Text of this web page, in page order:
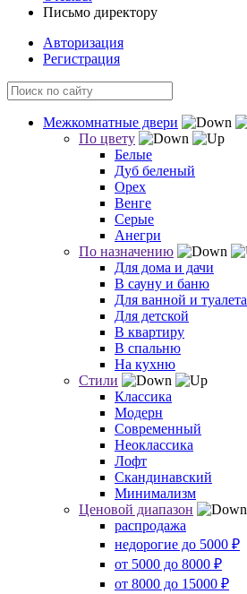
Письмо директору
Авторизация
Регистрация
Межкомнатные двери
По цвету
Белые
Дуб беленый
Орех
Венге
Серые
Анегри
По назначению
Для дома и дачи
В сауну и баню
Для ванной и туалета
Для детской
В квартиру
В спальню
На кухню
Стили
Классика
Модерн
Современный
Неоклассика
Лофт
Скандинавский
Минимализм
Ценовой диапазон
распродажа
недорогие до 5000 ₽
от 5000 до 8000 ₽
от 8000 до 15000 ₽